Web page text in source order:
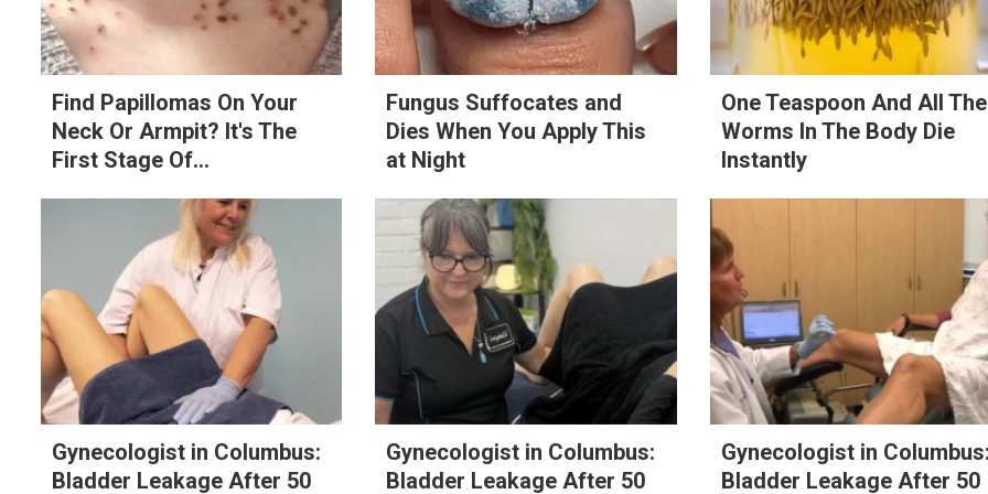
Find Papillomas On Your
Neck Or Armpit? It's The
First Stage Of...
Fungus Suffocates and
Dies When You Apply This
at Night
One Teaspoon And All The
Worms In The Body Die
Instantly
Gynecologist in Columbus:
Bladder Leakage After 50
Gynecologist in Columbus:
Bladder Leakage After 50
Gynecologist in
Bladder Leakage After 50